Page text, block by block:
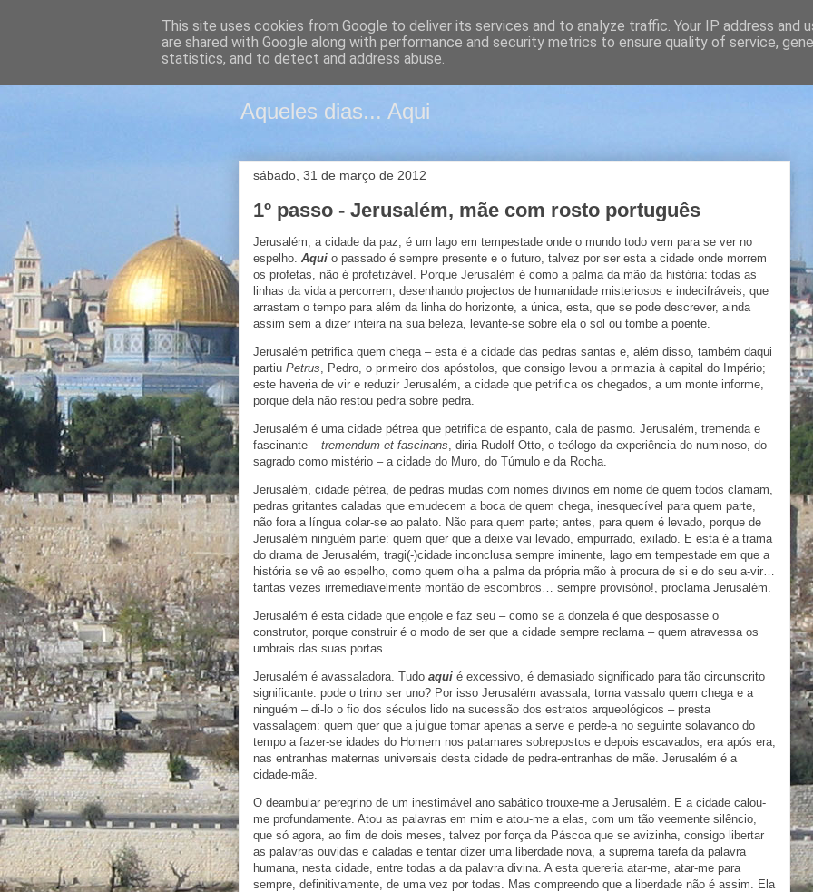
Páscoa em Jerusalém
Aqueles dias... Aqui
sábado, 31 de março de 2012
1º passo - Jerusalém, mãe com rosto português
Jerusalém, a cidade da paz, é um lago em tempestade onde o mundo todo vem para se ver no
espelho. Aqui o passado é sempre presente e o futuro, talvez por ser esta a cidade onde morrem
os profetas, não é profetizável. Porque Jerusalém é como a palma da mão da história: todas as
linhas da vida a percorrem, desenhando projectos de humanidade misteriosos e indecifráveis, que
arrastam o tempo para além da linha do horizonte, a única, esta, que se pode descrever, ainda
assim sem a dizer inteira na sua beleza, levante-se sobre ela o sol ou tombe a poente.
Jerusalém petrifica quem chega – esta é a cidade das pedras santas e, além disso, também daqui
partiu Petrus, Pedro, o primeiro dos apóstolos, que consigo levou a primazia à capital do Império;
este haveria de vir e reduzir Jerusalém, a cidade que petrifica os chegados, a um monte informe,
porque dela não restou pedra sobre pedra.
Jerusalém é uma cidade pétrea que petrifica de espanto, cala de pasmo. Jerusalém, tremenda e
fascinante – tremendum et fascinans, diria Rudolf Otto, o teólogo da experiência do numinoso, do
sagrado como mistério – a cidade do Muro, do Túmulo e da Rocha.
Jerusalém, cidade pétrea, de pedras mudas com nomes divinos em nome de quem todos clamam,
pedras gritantes caladas que emudecem a boca de quem chega, inesquecível para quem parte,
não fora a língua colar-se ao palato. Não para quem parte; antes, para quem é levado, porque de
Jerusalém ninguém parte: quem quer que a deixe vai levado, empurrado, exilado. E esta é a trama
do drama de Jerusalém, tragi(-)cidade inconclusa sempre iminente, lago em tempestade em que a
história se vê ao espelho, como quem olha a palma da própria mão à procura de si e do seu a-vir…
tantas vezes irremediavelmente montão de escombros… sempre provisório!, proclama Jerusalém.
Jerusalém é esta cidade que engole e faz seu – como se a donzela é que desposasse o
construtor, porque construir é o modo de ser que a cidade sempre reclama – quem atravessa os
umbrais das suas portas.
Jerusalém é avassaladora. Tudo aqui é excessivo, é demasiado significado para tão circunscrito
significante: pode o trino ser uno? Por isso Jerusalém avassala, torna vassalo quem chega e a
ninguém – di-lo o fio dos séculos lido na sucessão dos estratos arqueológicos – presta
vassalagem: quem quer que a julgue tomar apenas a serve e perde-a no seguinte solavanco do
tempo a fazer-se idades do Homem nos patamares sobrepostos e depois escavados, era após era,
nas entranhas maternas universais desta cidade de pedra-entranhas de mãe. Jerusalém é a
cidade-mãe.
O deambular peregrino de um inestimável ano sabático trouxe-me a Jerusalém. E a cidade calou-
me profundamente. Atou as palavras em mim e atou-me a elas, com um tão veemente silêncio,
que só agora, ao fim de dois meses, talvez por força da Páscoa que se avizinha, consigo libertar
as palavras ouvidas e caladas e tentar dizer uma liberdade nova, a suprema tarefa da palavra
humana, nesta cidade, entre todas a da palavra divina. A esta quereria atar-me, atar-me para
sempre, definitivamente, de uma vez por todas. Mas compreendo que a liberdade não é assim. Ela
This site uses cookies from Google to deliver its services and to analyze traffic. Your IP address and
are shared with Google along with performance and security metrics to ensure quality of service,
statistics, and to detect and address abuse.